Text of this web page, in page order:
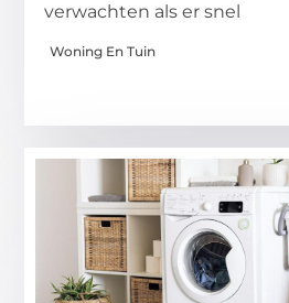
verwachten als er snel
Woning En Tuin